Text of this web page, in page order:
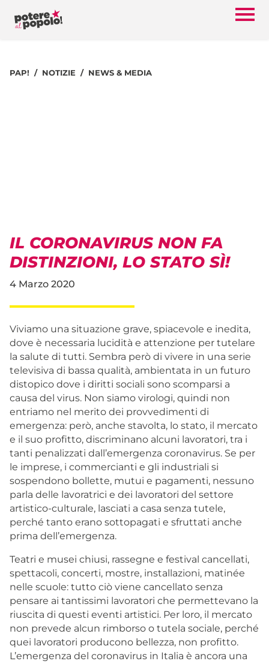
PAP! NOTIZIE NEWS & MEDIA
IL CORONAVIRUS NON FA
DISTINZIONI, LO STATO SÌ!
4 Marzo 2020
Viviamo una situazione grave, spiacevole e inedita,
dove è necessaria lucidità e attenzione per tutelare
la salute di tutti. Sembra però di vivere in una serie
televisiva di bassa qualità, ambientata in un futuro
distopico dove i diritti sociali sono scomparsi a
causa del virus. Non siamo virologi, quindi non
entriamo nel merito dei provvedimenti di
emergenza: però, anche stavolta, lo stato, il mercato
e il suo profitto, discriminano alcuni lavoratori, tra i
tanti penalizzati dall’emergenza coronavirus. Se per
le imprese, i commercianti e gli industriali si
sospendono bollette, mutui e pagamenti, nessuno
parla delle lavoratrici e dei lavoratori del settore
artistico-culturale, lasciati a casa senza tutele,
perché tanto erano sottopagati e sfruttati anche
prima dell’emergenza.
Teatri e musei chiusi, rassegne e festival cancellati,
spettacoli, concerti, mostre, installazioni, matinée
nelle scuole: tutto ciò viene cancellato senza
pensare ai tantissimi lavoratori che permettevano la
riuscita di questi eventi artistici. Per loro, il mercato
non prevede alcun rimborso o tutela sociale, perché
quei lavoratori producono bellezza, non profitto.
L’emergenza del coronavirus in Italia è ancora una